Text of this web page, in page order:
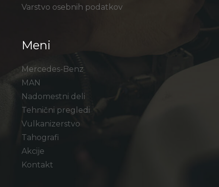
Varstvo osebnih podatkov
Meni
Mercedes-Benz
MAN
Nadomestni deli
Tehnični pregledi
Vulkanizerstvo
Tahografi
Akcije
Kontakt